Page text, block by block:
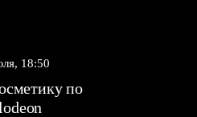
18:50
по